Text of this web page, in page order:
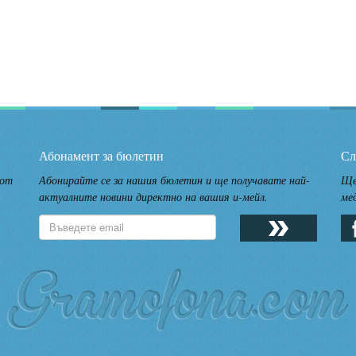
Абонамент за бюлетин
Абонирайте се за нашия бюлетин и ще получавате най-
актуалните новини директно на вашия и-мейл.
Ще